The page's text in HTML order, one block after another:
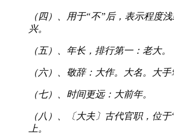
（四）、用于“不”后，表示程度
兴。
（五）、年长，排行第一：老大。
（六）、敬辞：大作。大名。大手
（七）、时间更远：大前年。
（八）、〔大夫〕古代官职，位
上。